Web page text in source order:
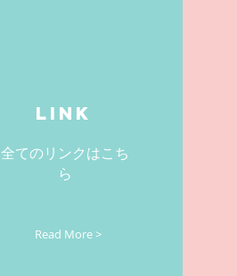
​LINK
全てのリンクはこち
ら
Read More >